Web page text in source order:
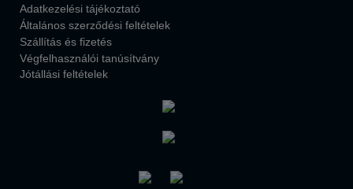
Adatkezelési tájékoztató
Általános szerződési feltételek
Szállítás és fizetés
Végfelhasználói tanúsítvány
Jótállási feltételek